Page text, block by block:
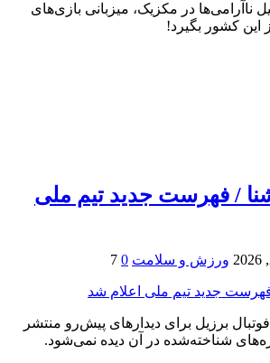
ناآرامی‌ها در مکزیک، میزبانی بازی‌های
این کشور بگیرد!
/ فهرست جدید تیم ملی
ورزش و سلامت 0
7
برزیل برای دیدارهای پیش‌رو منتشر
شناخته‌شده در آن دیده نمی‌شود.